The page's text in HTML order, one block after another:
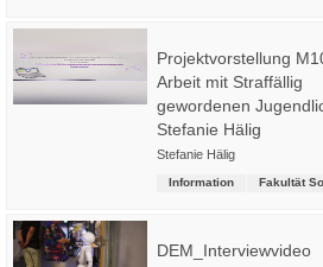
Projektvorstellung
Arbeit mit Straffällig
gewordenen
Stefanie Hälig
Stefanie Hälig
Information
DEM_Interviewvideo